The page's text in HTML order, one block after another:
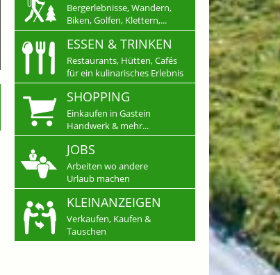
Bergerlebnisse, Wandern,
Biken, Golfen, Klettern,...
ESSEN & TRINKEN
Restaurants, Hütten, Cafés
für ein kulinarisches Erlebnis
SHOPPING
Einkaufen in Gastein
Handwerk & mehr...
JOBS
Arbeiten wo andere
Urlaub machen
KLEINANZEIGEN
Verkaufen, Kaufen &
Tauschen